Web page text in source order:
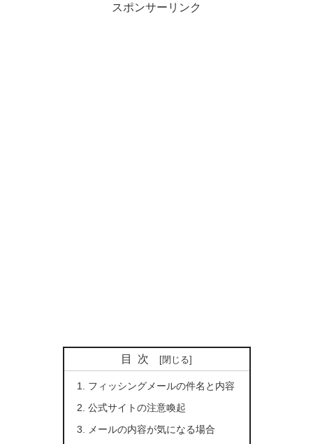
スポンサーリンク
目次
フィッシングメールの件名と内容
公式サイトの注意喚起
メールの内容が気になる場合